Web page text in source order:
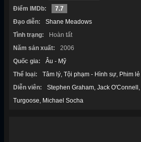
Điểm IMDb:
7.7
Đạo diễn:
Shane Meadows
Tình trạng:
Hoàn tất
Năm sản xuất:
2006
Quốc gia:
Âu - Mỹ
Thể loại:
Tâm lý Tội phạm - Hình sự Phim lẻ
Diễn viên:
Stephen Graham Jack O'Connell
Turgoose
Michael Socha